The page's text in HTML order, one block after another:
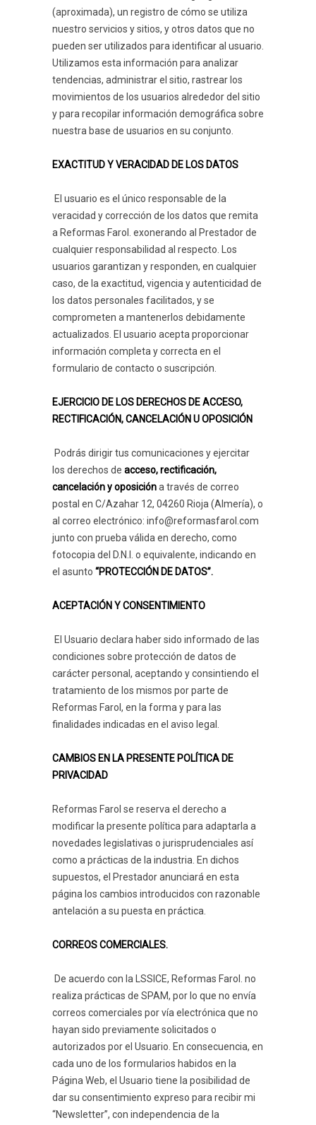
(aproximada), un registro de cómo se utiliza
nuestro servicios y sitios, y otros datos que no
pueden ser utilizados para identificar al usuario.
Utilizamos esta información para analizar
tendencias, administrar el sitio, rastrear los
movimientos de los usuarios alrededor del sitio
y para recopilar información demográfica sobre
nuestra base de usuarios en su conjunto.
EXACTITUD Y VERACIDAD DE LOS DATOS
El usuario es el único responsable de la
veracidad y corrección de los datos que remita
a Reformas Farol. exonerando al Prestador de
cualquier responsabilidad al respecto. Los
usuarios garantizan y responden, en cualquier
caso, de la exactitud, vigencia y autenticidad de
los datos personales facilitados, y se
comprometen a mantenerlos debidamente
actualizados. El usuario acepta proporcionar
información completa y correcta en el
formulario de contacto o suscripción.
EJERCICIO DE LOS DERECHOS DE ACCESO,
RECTIFICACIÓN, CANCELACIÓN U OPOSICIÓN
Podrás dirigir tus comunicaciones y ejercitar
los derechos de acceso, rectificación,
cancelación y oposicióna través de correo
postal en C/Azahar 12, 04260 Rioja (Almería), o
al correo electrónico: info@reformasfarol.com
junto con prueba válida en derecho, como
fotocopia del D.N.I. o equivalente, indicando en
el asunto “PROTECCIÓN DE DATOS”.
ACEPTACIÓN Y CONSENTIMIENTO
El Usuario declara haber sido informado de las
condiciones sobre protección de datos de
carácter personal, aceptando y consintiendo el
tratamiento de los mismos por parte de
Reformas Farol, en la forma y para las
finalidades indicadas en el aviso legal.
CAMBIOS EN LA PRESENTE POLÍTICA DE
PRIVACIDAD
Reformas Farol se reserva el derecho a
modificar la presente política para adaptarla a
novedades legislativas o jurisprudenciales así
como a prácticas de la industria. En dichos
supuestos, el Prestador anunciará en esta
página los cambios introducidos con razonable
antelación a su puesta en práctica.
CORREOS COMERCIALES.
De acuerdo con la LSSICE, Reformas Farol. no
realiza prácticas de SPAM, por lo que no envía
correos comerciales por vía electrónica que no
hayan sido previamente solicitados o
autorizados por el Usuario. En consecuencia, en
cada uno de los formularios habidos en la
Página Web, el Usuario tiene la posibilidad de
dar su consentimiento expreso para recibir mi
“Newsletter”, con independencia de la